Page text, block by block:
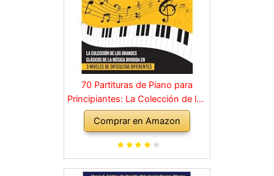
70 Partituras de Piano para
Principiantes: La Colección de los
Grandes Clásicos de la Música
dividida en 3 Niveles de dificultad
diferentes
Comprar en Amazon